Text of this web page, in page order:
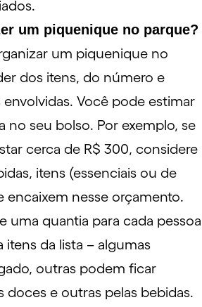
um piquenique no parque?
um piquenique no
dos itens, do número e
envolvidas. Você pode estimar
no seu bolso. Por exemplo, se
cerca de R$ 300, considere
itens (essenciais ou de
encaixem nesse orçamento.
uma quantia para cada pessoa
da lista – algumas
outras podem ficar
doces e outras pelas bebidas.